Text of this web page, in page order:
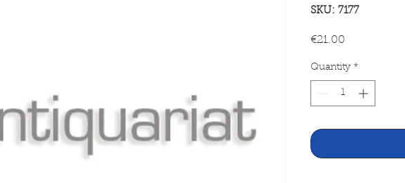
SKU: 7177
€21.00Price
Quantity *